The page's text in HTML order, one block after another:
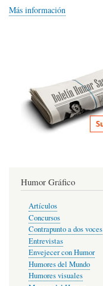
Más información
Humor Gráfico
Artículos
Concursos
Contrapunto a dos voces
Entrevistas
Envejecer con Humor
Humores del Mundo
Humores visuales